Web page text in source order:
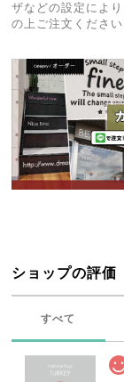
ザなどの設定によ
の上ご注文ください
ショップの評価
すべて